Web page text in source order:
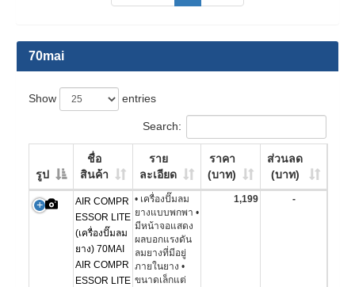
70mai
Show entries
Search:
รูป
ชื่อ
สินค้า
ราย
ละเอียด
ราคา
(บาท)
ส่วนลด
(บาท)
AIR COMPR
ESSOR LITE
(เครื่องปั๊มลม
ยาง) 70MAI
AIR COMPR
ESSOR LITE
• เครื่องปั๊มลม
ยางแบบพกพา •
มีหน้าจอแสดง
ผลบอกแรงดัน
ลมยางที่มีอยู่
ภายในยาง •
ขนาดเล็กแต่
1,199 -